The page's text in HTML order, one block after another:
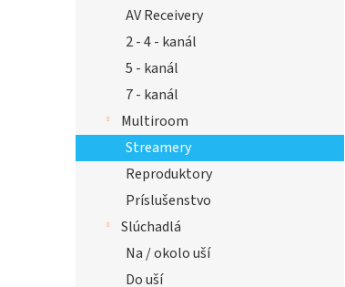
AV Receivery
2 - 4 - kanál
5 - kanál
7 - kanál
Multiroom
Streamery
Reproduktory
Príslušenstvo
Slúchadlá
Na / okolo uší
Do uší